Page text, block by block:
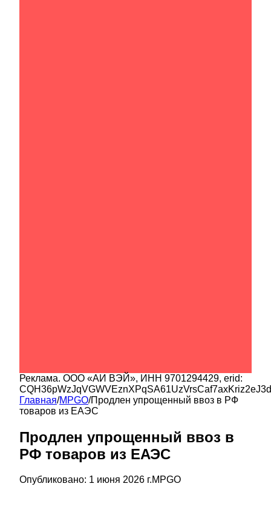
Реклама. ООО «АИ ВЭЙ», ИНН 9701294429, erid:
Главная/MPGO/Продлен упрощенный ввоз в РФ
товаров из ЕАЭС
Продлен упрощенный ввоз в
РФ товаров из ЕАЭС
Опубликовано: 1 июня 2026 г.MPGO